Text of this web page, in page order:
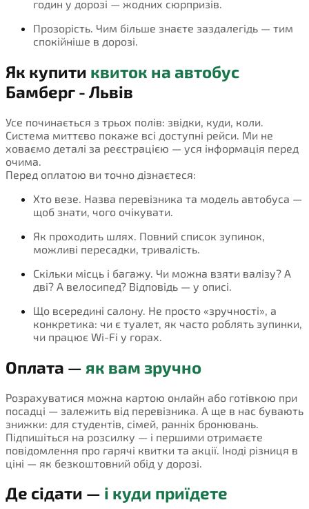
годин у дорозі — жодних сюрпризів.
Прозорість. Чим більше знаєте заздалегідь — тим
спокійніше в дорозі.
Як купити квиток на автобус
Бамберг - Львів
Усе починається з трьох полів: звідки, куди, коли.
Система миттєво покаже всі доступні рейси. Ми не
ховаємо деталі за реєстрацією — уся інформація перед
очима.
Перед оплатою ви точно дізнаєтеся:
Хто везе. Назва перевізника та модель автобуса —
щоб знати, чого очікувати.
Як проходить шлях. Повний список зупинок,
можливі пересадки, тривалість.
Скільки місць і багажу. Чи можна взяти валізу? А
дві? А велосипед? Відповідь — у описі.
Що всередині салону. Не просто «зручності», а
конкретика: чи є туалет, як часто роблять зупинки,
чи працює Wi-Fi у горах.
Оплата — як вам зручно
Розрахуватися можна картою онлайн або готівкою при
посадці — залежить від перевізника. А ще в нас бувають
знижки: для студентів, сімей, ранніх бронювань.
Підпишіться на розсилку — і першими отримаєте
повідомлення про гарячі квитки та акції. Іноді різниця в
ціні — як безкоштовний обід у дорозі.
Де сідати — і куди приїдете